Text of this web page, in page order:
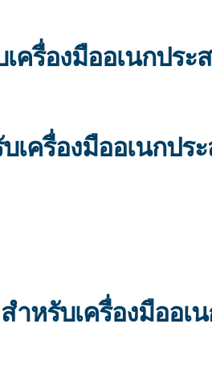
ครื่องมืออเนกประ
ครื่องมืออเนกปร
ำหรับเครื่องมืออเ